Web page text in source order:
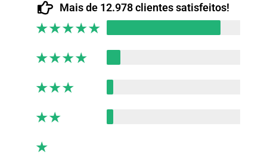
Mais de 12.978 clientes satisfeitos!
★★★★★
★★★★
★★★
★★
★